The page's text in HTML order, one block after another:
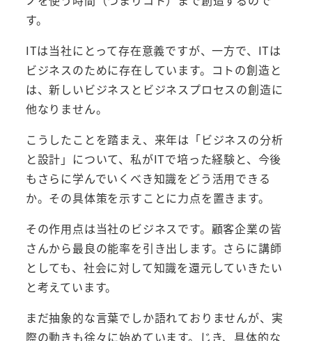
す。
ITは当社にとって存在意義ですが、一方で、ITは
ビジネスのために存在しています。コトの創造と
は、新しいビジネスとビジネスプロセスの創造に
他なりません。
こうしたことを踏まえ、来年は「ビジネスの分析
と設計」について、私がITで培った経験と、今後
もさらに学んでいくべき知識をどう活用できる
か。その具体策を示すことに力点を置きます。
その作用点は当社のビジネスです。顧客企業の皆
さんから最良の能率を引き出します。さらに講師
としても、社会に対して知識を還元していきたい
と考えています。
まだ抽象的な言葉でしか語れておりませんが、実
際の動きも徐々に始めています。じき、具体的な